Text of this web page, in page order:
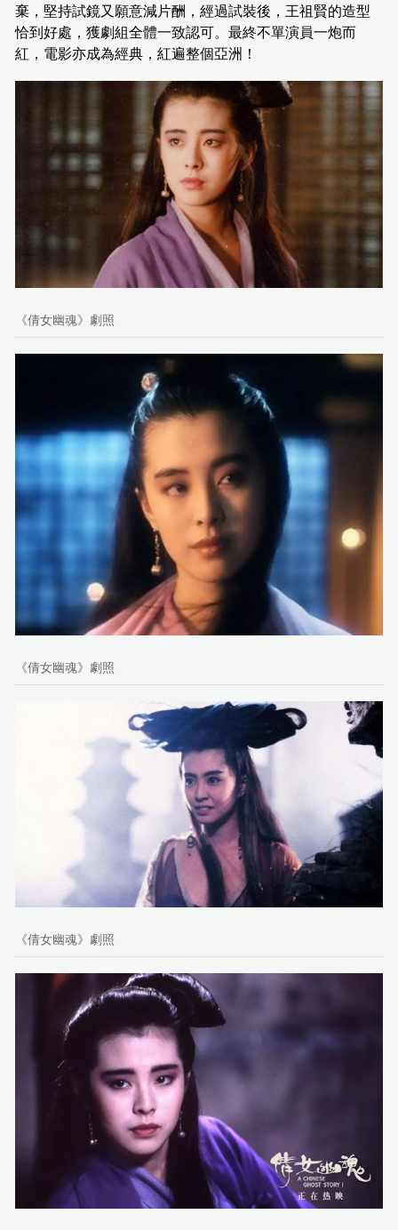
棄，堅持試鏡又願意減片酬，經過試裝後，王祖賢的造型
恰到好處，獲劇組全體一致認可。最終不單演員一炮而
紅，電影亦成為經典，紅遍整個亞洲！
《倩女幽魂》劇照
《倩女幽魂》劇照
《倩女幽魂》劇照